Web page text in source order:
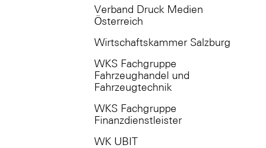
Verband Druck Medien
Österreich
Wirtschaftskammer Salzburg
WKS Fachgruppe
Fahrzeughandel und
Fahrzeugtechnik
WKS Fachgruppe
Finanzdienstleister
WK UBIT